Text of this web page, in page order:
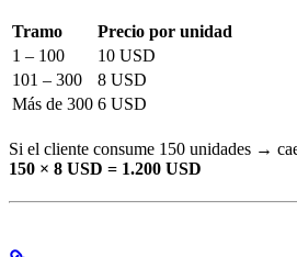
Tramo
Precio por unidad
1 – 100
10 USD
101 – 300
8 USD
Más de 300 6 USD
Si el cliente consume 150 unidades →
150 × 8 USD = 1.200 USD